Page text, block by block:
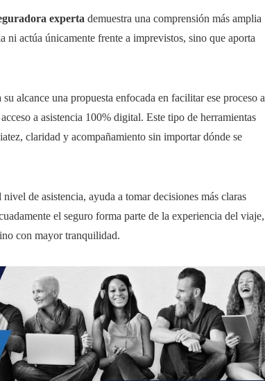
experta demuestra una comprensión más amplia
actúa únicamente frente a imprevistos, sino que aporta
su alcance una propuesta enfocada en facilitar ese proceso a
a asistencia 100% digital. Este tipo de herramientas
claridad y acompañamiento sin importar dónde se
de asistencia, ayuda a tomar decisiones más claras
el seguro forma parte de la experiencia del viaje,
con mayor tranquilidad.